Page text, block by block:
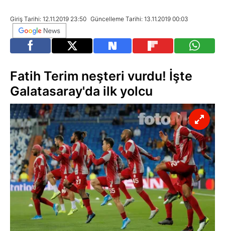
Giriş Tarihi: 12.11.2019 23:50 Güncelleme Tarihi: 13.11.2019 00:03
Fatih Terim neşteri vurdu! İşte
Galatasaray'da ilk yolcu